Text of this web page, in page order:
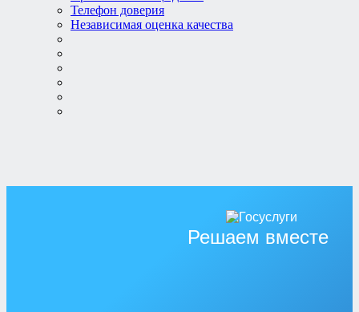
Телефон доверия
Независимая оценка качества
Решаем вместе